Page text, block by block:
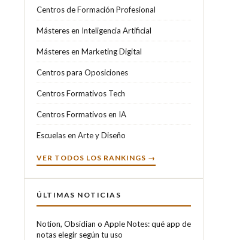
Centros de Formación Profesional
Másteres en Inteligencia Artificial
Másteres en Marketing Digital
Centros para Oposiciones
Centros Formativos Tech
Centros Formativos en IA
Escuelas en Arte y Diseño
VER TODOS LOS RANKINGS →
ÚLTIMAS NOTICIAS
Notion, Obsidian o Apple Notes: qué app de
notas elegir según tu uso